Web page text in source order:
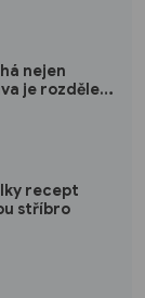
nejen
je rozdělena
recept
stříbro